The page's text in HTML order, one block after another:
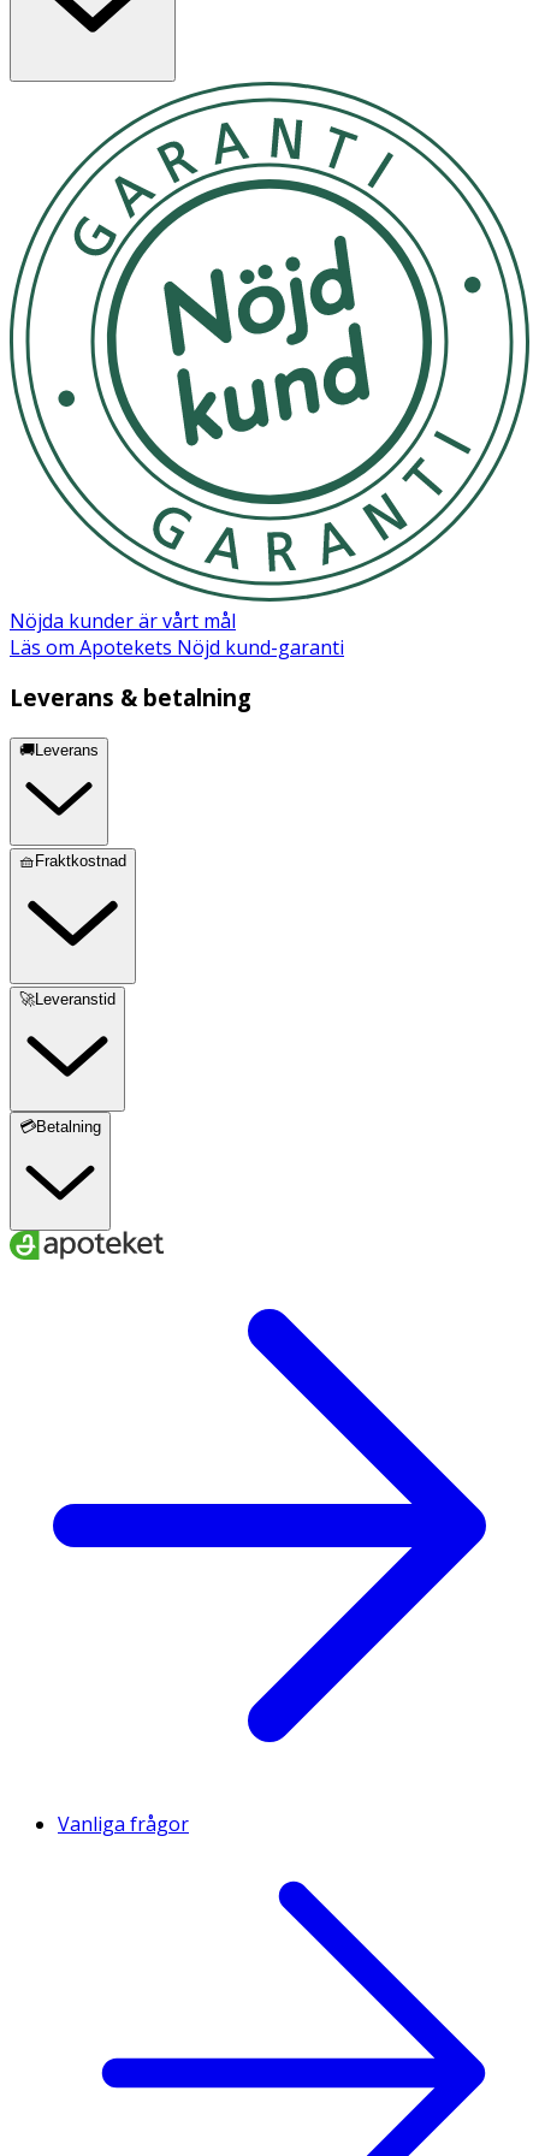
Nöjda kunder är vårt mål
Läs om Apotekets Nöjd kund-garanti
Leverans & betalning
🚚Leverans
🧺Fraktkostnad
🚀Leveranstid
💳Betalning
Vanliga frågor